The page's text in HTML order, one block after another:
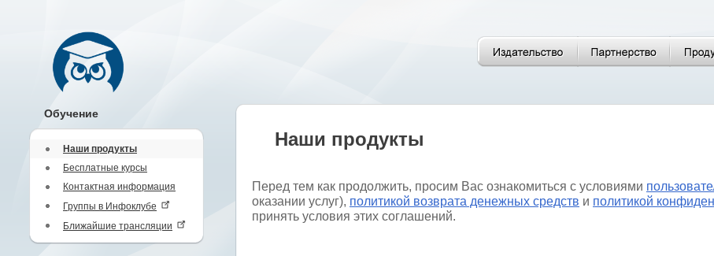
Обучение
Наши продукты
Бесплатные курсы
Контактная информация
Группы в Инфоклубе
Ближайшие трансляции
Наши продукты
Перед тем как продолжить, просим Вас ознакомиться с условиями
оказании услуг), политикой возврата денежных средств и политикой
принять условия этих соглашений.